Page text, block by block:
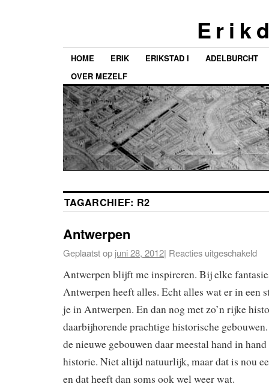
E r i k
HOME ERIK ERIKSTAD I
ADELBURCHT
OVER MEZELF
TAGARCHIEF: R2
Antwerpen
Geplaatst op juni 28, 2012| Reacties uitgeschakeld
Antwerpen blijft me inspireren. Bij elke
Antwerpen heeft alles. Echt alles wat er in een
je in Antwerpen. En dan nog met zo’n rijke
daarbijhorende prachtige historische
de nieuwe gebouwen daar meestal hand in
historie. Niet altijd natuurlijk, maar dat is nou
en dat heeft dan soms ook wel weer wat.